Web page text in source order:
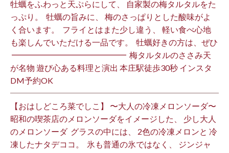
牡蠣をふわっと天ぷらにして、 自家製の梅タルタルをた
っぷり。 ⁡ 牡蠣の旨みに、 梅のさっぱりとした酸味がよ
く合います。 ⁡ フライとはまた少し違う、 軽い食べ心地
も楽しんでいただける一品です。 ⁡ 牡蠣好きの方は、ぜひ
⁡ ━━━━━━━━━━━━━━ ⁡ 梅タルタルのささみ天
が名物 遊び心ある料理と演出 本庄駅徒歩30秒 インスタ
DM予約OK ⁡
【おはしどころ菜でしこ】 〜大人の冷凍メロンソーダ〜 ⁡
昭和の喫茶店のメロンソーダをイメージした、 少し大人
のメロンソーダ ⁡ グラスの中には、 2色の冷凍メロンと 冷
凍したナタデココ。 ⁡ 氷も普通の氷ではなく、 ジンジャ